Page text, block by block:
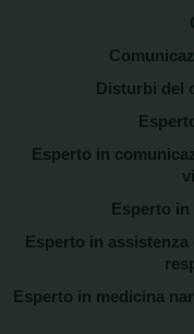
Disturbi del
Esperto in
Esperto
Esperto in
Esperto in medicina